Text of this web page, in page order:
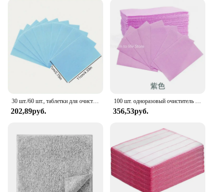
30 шт./60 шт., таблетки для очистки пола
202,89руб.
100 шт. одноразовый очиститель пола, водорастворимый очиститель для планшетов, бытовой инструмент для чистки туалета
356,53руб.